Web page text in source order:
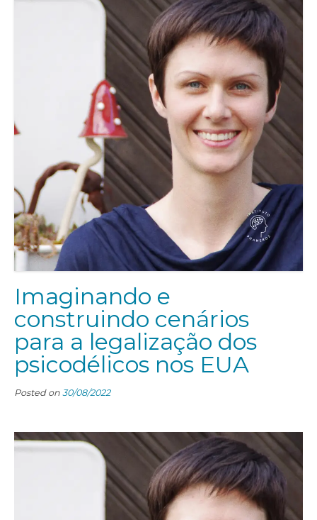
Imaginando e
construindo cenários
para a legalização dos
psicodélicos nos EUA
Posted on 30/08/2022